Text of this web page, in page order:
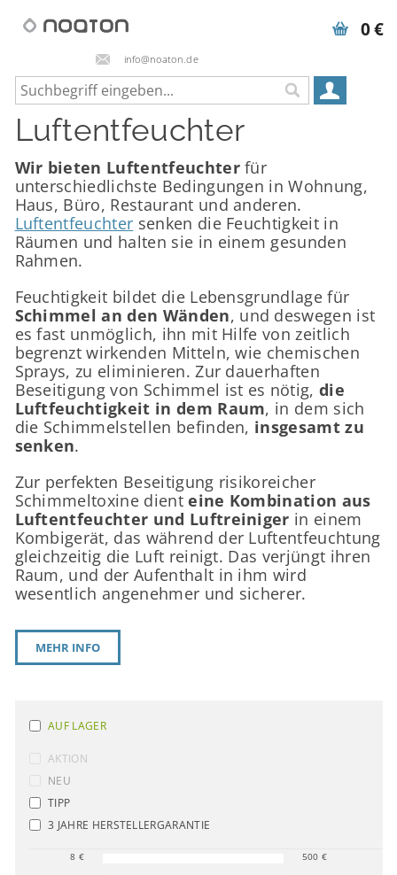
info@noaton.de
0 €
Luftentfeuchter
Wir bieten Luftentfeuchterfür
unterschiedlichste Bedingungen in Wohnung,
Haus, Büro, Restaurant und anderen.
Luftentfeuchter senken die Feuchtigkeit in
Räumen und halten sie in einem gesunden
Rahmen.
Feuchtigkeit bildet die Lebensgrundlage für
Schimmel an den Wänden, und deswegen ist
es fast unmöglich, ihn mit Hilfe von zeitlich
begrenzt wirkenden Mitteln, wie chemischen
Sprays, zu eliminieren. Zur dauerhaften
Beseitigung von Schimmel ist es nötig, die
Luftfeuchtigkeit in dem Raum, in dem sich
die Schimmelstellen befinden, insgesamt zu
senken.
Zur perfekten Beseitigung risikoreicher
Schimmeltoxine dienteine Kombination aus
Luftentfeuchter und Luftreiniger in einem
Kombigerät, das während der Luftentfeuchtung
gleichzeitig die Luft reinigt. Das verjüngt ihren
Raum, und der Aufenthalt in ihm wird
wesentlich angenehmer und sicherer.
AUF LAGER
AKTION
NEU
TIPP
3 JAHRE HERSTELLERGARANTIE
8 € 500 €